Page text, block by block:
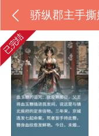
已完结